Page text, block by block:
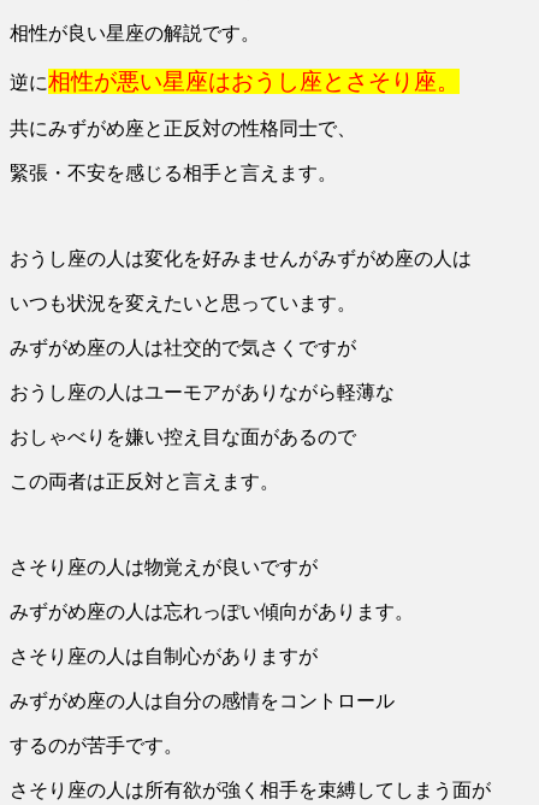
相性が良い星座の解説です。
逆に相性が悪い星座はおうし座とさそり座。
共にみずがめ座と正反対の性格同士で、
緊張・不安を感じる相手と言えます。
おうし座の人は変化を好みませんがみずがめ座の人は
いつも状況を変えたいと思っています。
みずがめ座の人は社交的で気さくですが
おうし座の人はユーモアがありながら軽薄な
おしゃべりを嫌い控え目な面があるので
この両者は正反対と言えます。
さそり座の人は物覚えが良いですが
みずがめ座の人は忘れっぽい傾向があります。
さそり座の人は自制心がありますが
みずがめ座の人は自分の感情をコントロール
するのが苦手です。
さそり座の人は所有欲が強く相手を束縛してしまう面が